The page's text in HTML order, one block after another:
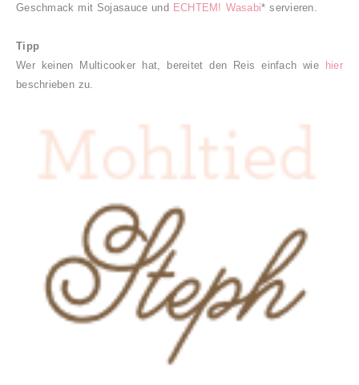
Geschmack mit Sojasauce und ECHTEM! Wasabi* servieren.
Tipp
Wer keinen Multicooker hat, bereitet den Reis einfach wie
hier
beschrieben zu.